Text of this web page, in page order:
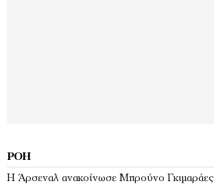
ΡΟΉ
Η Άρσεναλ ανακοίνωσε Μπρούνο Γκιμαράες